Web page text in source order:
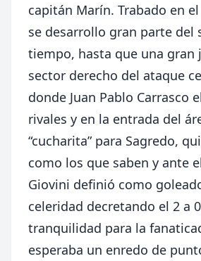
capitán Marín. Trabado en
se desarrollo gran parte del
tiempo, hasta que una gran
sector derecho del ataque
donde Juan Pablo Carrasco
rivales y en la entrada del
“cucharita” para Sagredo,
como los que saben y ante
Giovini definió como
celeridad decretando el 2 a
tranquilidad para la
esperaba un enredo de